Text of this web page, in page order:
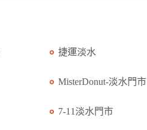
捷運淡水
MisterDonut-淡水門市
7-11淡水門市